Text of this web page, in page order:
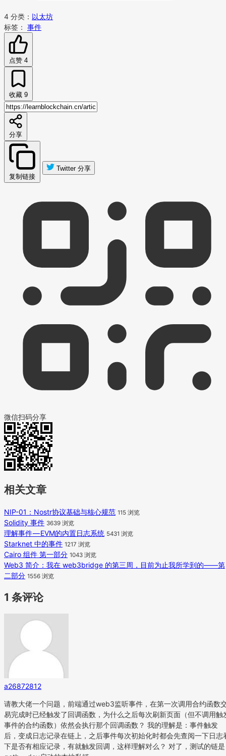
4 分类： 以太坊
标签： 事件
点赞 4
收藏 9
分享
复制链接
Twitter 分享
微信扫码分享
相关文章
NIP-01：Nostr协议基础与核心规范 115 浏览
Solidity 事件 3639 浏览
理解事件 — EVM的内置日志系统 5431 浏览
Starknet 中的事件 1217 浏览
Cairo 组件 第一部分 1043 浏览
Web3 简介：我在 web3bridge 的第三周，目前为止我所学到的——第
二部分 1556 浏览
1 条评论
a26872812
请教大佬一个问题，前端通过web3监听事件，在第一次调用合约函数
易完成时已经触发了回调函数，为什么之后每次刷新页面（但不调用触
事件的合约函数）依然会执行那个回调函数？ 我的理解是：事件触发
后，变成日志记录在链上，之后事件每次初始化时都会先查阅一下日志
下是否有相应记录，有就触发回调，这样理解对么？ 对了，测试的链是